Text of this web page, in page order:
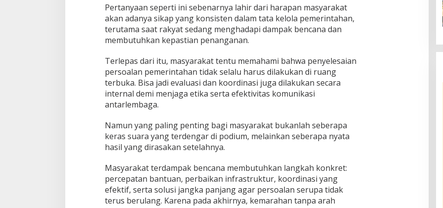
Pertanyaan seperti ini sebenarnya lahir dari harapan masyarakat
akan adanya sikap yang konsisten dalam tata kelola pemerintahan,
terutama saat rakyat sedang menghadapi dampak bencana dan
membutuhkan kepastian penanganan.
Terlepas dari itu, masyarakat tentu memahami bahwa penyelesaian
persoalan pemerintahan tidak selalu harus dilakukan di ruang
terbuka. Bisa jadi evaluasi dan koordinasi juga dilakukan secara
internal demi menjaga etika serta efektivitas komunikasi
antarlembaga.
Namun yang paling penting bagi masyarakat bukanlah seberapa
keras suara yang terdengar di podium, melainkan seberapa nyata
hasil yang dirasakan setelahnya.
Masyarakat terdampak bencana membutuhkan langkah konkret:
percepatan bantuan, perbaikan infrastruktur, koordinasi yang
efektif, serta solusi jangka panjang agar persoalan serupa tidak
terus berulang. Karena pada akhirnya, kemarahan tanpa arah